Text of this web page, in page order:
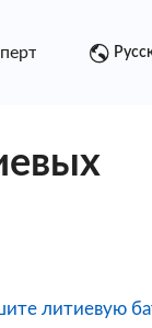
Медиа
литиевую